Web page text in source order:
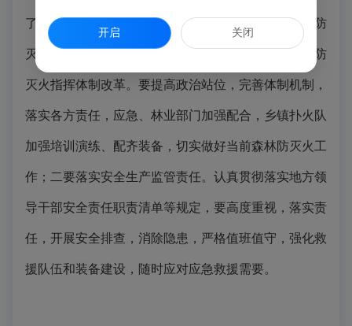
了重点强调；最后林坤泉常务副县长就春节期间森林防
灭火及全县安全生产工作作全面部署：一要深化森林防
灭火指挥体制改革。要提高政治站位，完善体制机制，
落实各方责任，应急、林业部门加强配合，乡镇扑火队
加强培训演练、配齐装备，切实做好当前森林防灭火工
作；二要落实安全生产监管责任。认真贯彻落实地方领
导干部安全责任职责清单等规定，要高度重视，落实责
任，开展安全排查，消除隐患，严格值班值守，强化救
援队伍和装备建设，随时应对应急救援需要。
开启 关闭